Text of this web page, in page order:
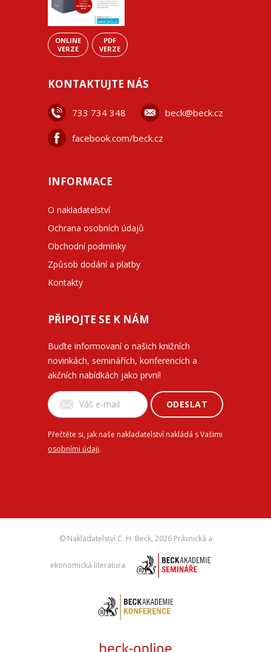
ONLINE
VERZE
PDF
VERZE
KONTAKTUJTE NÁS
733 734 348 beck@beck.cz
facebook.com/beck.cz
INFORMACE
O nakladatelství
Ochrana osobních údajů
Obchodní podmínky
Způsob dodání a platby
Kontakty
PŘIPOJTE SE K NÁM
Buďte informovaní o našich knižních
novinkách, seminářích, konferencích a
akčních nabídkách jako první!
ODESLAT
Přečtěte si, jak naše nakladatelství nakládá s Vašimi
osobními údaji.
© Nakladatelství C. H. Beck, 2026 Právnická a
ekonomická literatura